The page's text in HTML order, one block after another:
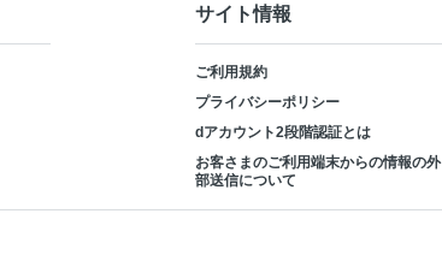
サイト情報
ご利用規約
プライバシーポリシー
dアカウント2段階認証とは
お客さまのご利用端末からの情報の外
部送信について